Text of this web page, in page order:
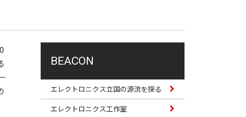
BEACON
エレクトロニクス立国の源流を探る
エレクトロニクス工作室